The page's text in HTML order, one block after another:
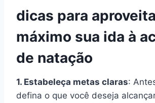
dicas para
máximo sua ida à
de natação
1. Estabeleça metas claras:
defina o que você deseja